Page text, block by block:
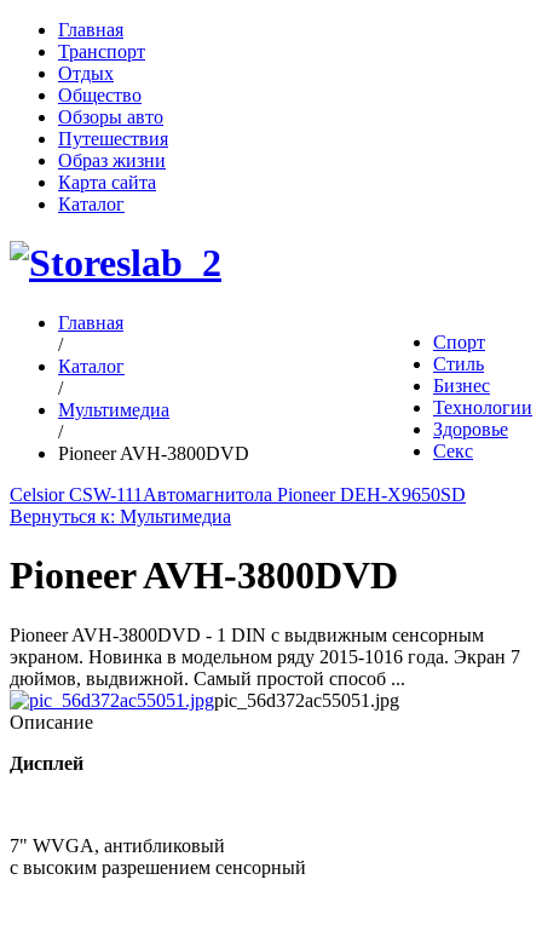
Главная
Транспорт
Отдых
Общество
Обзоры авто
Путешествия
Образ жизни
Карта сайта
Каталог
Спорт
Стиль
Бизнес
Технологии
Здоровье
Секс
Главная
/
Каталог
/
Мультимедиа
/
Pioneer AVH-3800DVD
Celsior CSW-111 Автомагнитола Pioneer DEH-X9650SD
Вернуться к: Мультимедиа
Pioneer AVH-3800DVD
Pioneer AVH-3800DVD - 1 DIN с выдвижным сенсорным
экраном. Новинка в модельном ряду 2015-1016 года. Экран 7
дюймов, выдвижной. Самый простой способ ...
pic_56d372ac55051.jpg
Описание
Дисплей
7" WVGA, антибликовый
с высоким разрешением сенсорный